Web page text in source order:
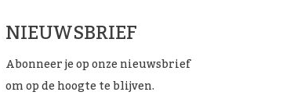
NIEUWSBRIEF
Abonneer je op onze nieuwsbrief
om op de hoogte te blijven.